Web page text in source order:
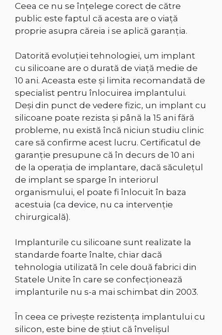
Ceea ce nu se înțelege corect de către
public este faptul că acesta are o viaţă
proprie asupra căreia i se aplică garanţia.
Datorită evoluţiei tehnologiei, um implant
cu silicoane are o durată de viaţă medie de
10 ani. Aceasta este şi limita recomandată de
specialist pentru înlocuirea implantului.
Deşi din punct de vedere fizic, un implant cu
silicoane poate rezista şi până la 15 ani fără
probleme, nu există încă niciun studiu clinic
care să confirme acest lucru. Certificatul de
garanţie presupune că în decurs de 10 ani
de la operaţia de implantare, dacă săculeţul
de implant se sparge în interiorul
organismului, el poate fi înlocuit în baza
acestuia (ca device, nu ca intervenţie
chirurgicală).
Implanturile cu silicoane sunt realizate la
standarde foarte înalte, chiar dacă
tehnologia utilizată în cele două fabrici din
Statele Unite în care se confecţionează
implanturile nu s-a mai schimbat din 2003.
În ceea ce priveşte rezistenţa implantului cu
silicon, este bine de ştiut că învelişul